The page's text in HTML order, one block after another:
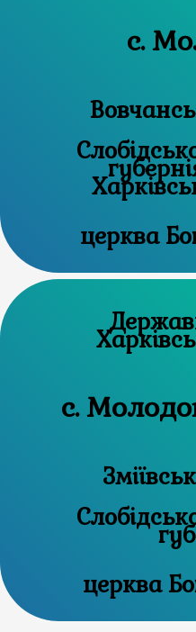
с.
церква
с.
церква